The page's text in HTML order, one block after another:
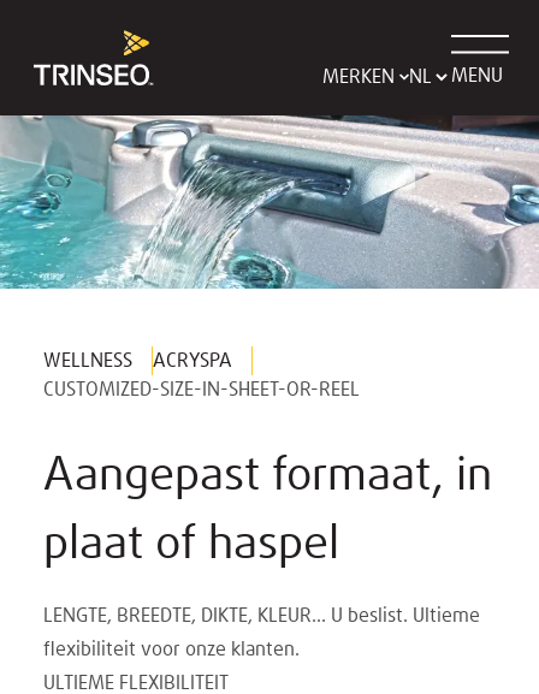
MERKEN MENU
WELLNESS
ACRYSPA
CUSTOMIZED-SIZE-IN-SHEET-OR-REEL
Aangepast formaat, in
plaat of haspel
LENGTE, BREEDTE, DIKTE, KLEUR... U beslist. Ultieme
flexibiliteit voor onze klanten.
ULTIEME FLEXIBILITEIT